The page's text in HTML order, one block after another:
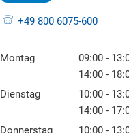
+49 800 6075-600
Montag 09:00 -
Von 09:00
14:00 -
Von 14:00
Dienstag 10:00 -
Von 10:00
14:00 -
Von 14:00
Donnerstag 10:00 -